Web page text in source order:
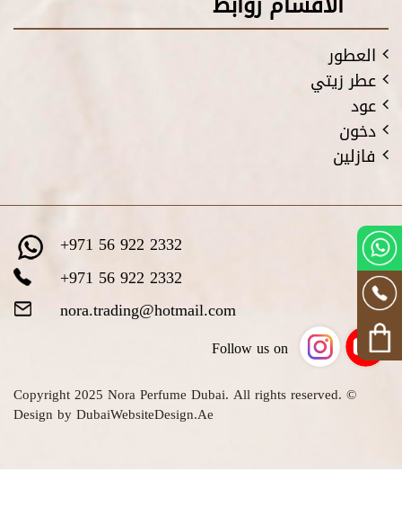
العطور
عطر زيتي
عود
دخون
فازلين
+971 56 922 2332
+971 56 922 2332
nora.trading@hotmail.com
Follow us on
© Copyright 2025 Nora Perfume Dubai. All rights reserved.
Design by DubaiWebsiteDesign.Ae